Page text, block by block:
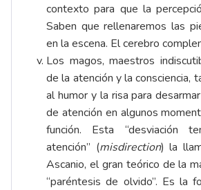
contexto para que la
Saben que rellenaremos las
en la escena. El cerebro
Los magos, maestros
de la atención y la consciencia,
al humor y la risa para
de atención en algunos
función. Esta “desviación
atención” (misdirection) la
Ascanio, el gran teórico de la
“paréntesis de olvido”. Es la